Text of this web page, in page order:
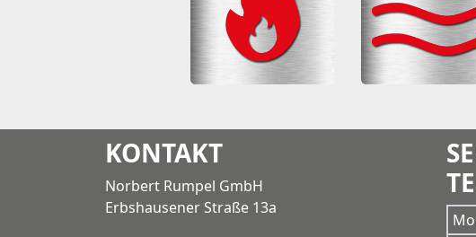
KONTAKT
Norbert Rumpel GmbH
Erbshausener Straße 13a